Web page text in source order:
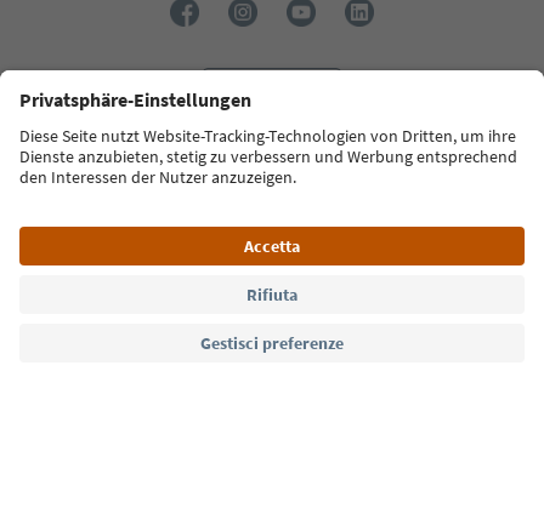
Südtirol Guide App